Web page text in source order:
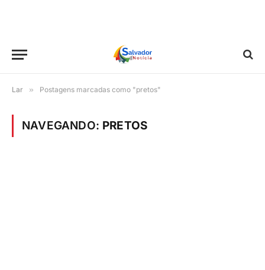
Lar » Postagens marcadas como "pretos"
NAVEGANDO: PRETOS